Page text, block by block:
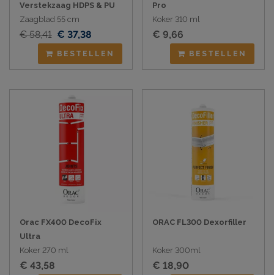
Verstekzaag HDPS & PU
Zaagblad 55 cm
€ 58,41 € 37,38
BESTELLEN
Pro
Koker 310 ml
€ 9,66
BESTELLEN
Orac FX400 DecoFix
Ultra
Koker 270 ml
€ 43,58
ORAC FL300 Dexorfiller
Koker 300ml
€ 18,90